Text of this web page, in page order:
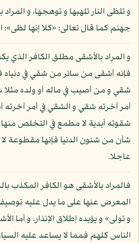
و تلظى النار تلهبها و توهجها، و المراد
جهنم كما قال تعالى: «كلا إنها لظى»:
و المراد بالأشقى مطلق الكافر الذي
فإنه أشقى من سائر من شقي في دنياه
شقي و من أصيب في ماله أو ولده
أمر آخرته شقي و الشقي في أمر
شقوته أبدية لا مطمع في التخلص
شأن من شئون الدنيا فإنها مقطوعة
عاجلا.
فالمراد بالأشقى هو الكافر المكذب
المعرض عنها على ما يدل عليه
و تولى» و يؤيده إطلاق الإنذار، و أما
الناس كلهم فمما لا يساعد عليه